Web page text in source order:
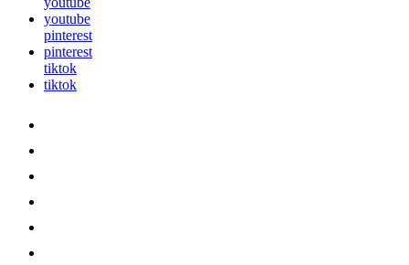
youtube
pinterest
pinterest
tiktok
tiktok